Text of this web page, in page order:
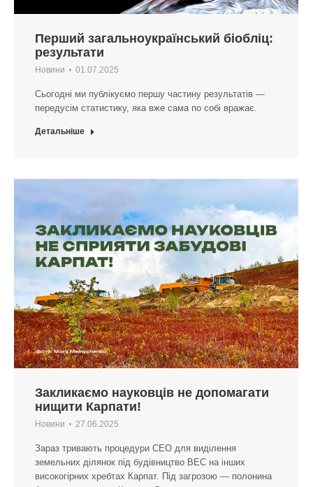
Перший загальноукраїнський біобліц:
результати
Новини 01.07.2025
Сьогодні ми публікуємо першу частину результатів —
передусім статистику, яка вже сама по собі вражає.
Детальніше
Закликаємо науковців не допомагати
нищити Карпати!
Новини 27.06.2025
Зараз тривають процедури СЕО для виділення
земельних ділянок під будівництво ВЕС на інших
високогірних хребтах Карпат. Під загрозою — полонина